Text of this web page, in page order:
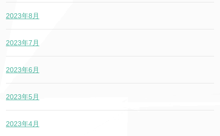
2023年8月
2023年7月
2023年6月
2023年5月
2023年4月